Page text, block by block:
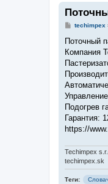
П
в
д
о
л
е
н
я
techimpex
Поточный
Компания
Подогрев
Гарантия:
https://
Techimpex
techimpex.sk
Теги: